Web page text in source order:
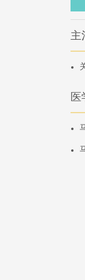
主
医